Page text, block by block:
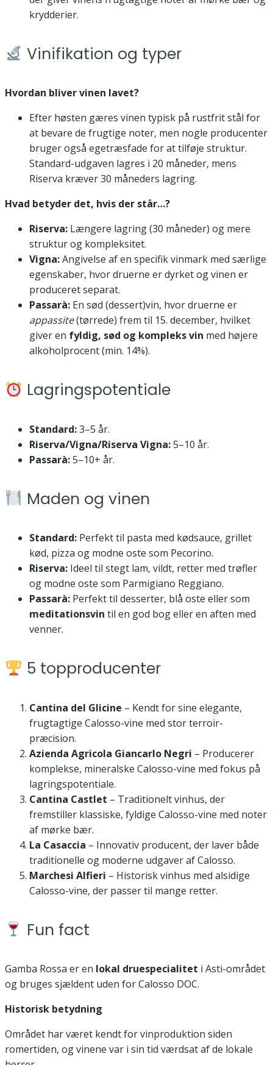
krydderier.
Vinifikation og typer
Hvordan bliver vinen lavet?
Efter høsten gæres vinen typisk på rustfrit stål for
at bevare de frugtige noter, men nogle producenter
bruger også egetræsfade for at tilføje struktur.
Standard-udgaven lagres i 20 måneder, mens
Riserva kræver 30 måneders lagring.
Hvad betyder det, hvis der står…?
Riserva: Længere lagring (30 måneder) og mere
struktur og kompleksitet.
Vigna:Angivelse af en specifik vinmark med særlige
egenskaber, hvor druerne er dyrket og vinen er
produceret separat.
Passarà: En sød (dessert)vin, hvor druerne er
appassite(tørrede) frem til 15. december, hvilket
giver en fyldig, sød og kompleks vin med højere
alkoholprocent (min. 14%).
Lagringspotentiale
Standard:3–5 år.
Riserva/Vigna/Riserva Vigna:5–10 år.
Passarà:5–10+ år.
Maden og vinen
Standard: Perfekt til pasta med kødsauce, grillet
kød, pizza og modne oste som Pecorino.
Riserva: Ideel til stegt lam, vildt, retter med trøfler
og modne oste som Parmigiano Reggiano.
Passarà: Perfekt til desserter, blå oste eller som
meditationsvin til en god bog eller en aften med
venner.
5 topproducenter
Cantina del Glicine – Kendt for sine elegante,
frugtagtige Calosso-vine med stor terroir-
præcision.
Azienda Agricola Giancarlo Negri – Producerer
komplekse, mineralske Calosso-vine med fokus på
lagringspotentiale.
Cantina Castlet – Traditionelt vinhus, der
fremstiller klassiske, fyldige Calosso-vine med noter
af mørke bær.
La Casaccia – Innovativ producent, der laver både
traditionelle og moderne udgaver af Calosso.
Marchesi Alfieri – Historisk vinhus med alsidige
Calosso-vine, der passer til mange retter.
Fun fact
Gamba Rossa er en lokal druespecialitet i Asti-området
og bruges sjældent uden for Calosso DOC.
Historisk betydning
Området har været kendt for vinproduktion siden
romertiden, og vinene var i sin tid værdsat af de lokale